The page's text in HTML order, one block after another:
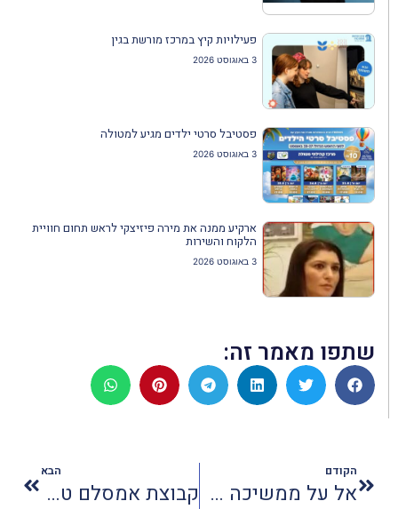
פעילויות קיץ במרכז מורשת בגין
3 באוגוסט 2026
פסטיבל סרטי ילדים מגיע למטולה
3 באוגוסט 2026
ארקיע ממנה את מירה פיזיצקי לראש תחום חוויית
הלקוח והשירות
3 באוגוסט 2026
שתפו מאמר זה:
הקודם
אל על ממשיכה להרוויח למרות המלחמה
הבא
קבוצת אמסלם טורס חוגגת 42 שנים